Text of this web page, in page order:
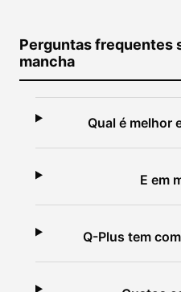
Perguntas frequentes
mancha
Qual é melhor
E em
Q-Plus tem